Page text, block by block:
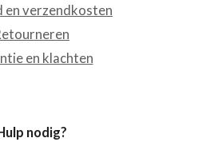
en verzendkosten
en klachten
nodig?